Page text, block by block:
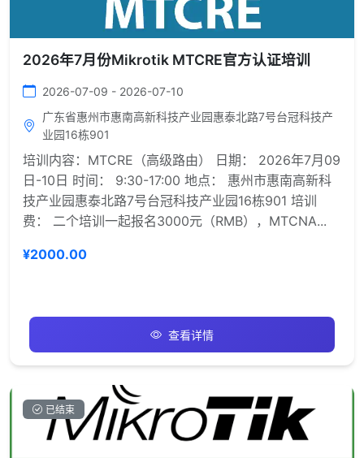
2026年7月份Mikrotik MTCRE官方认证培训
2026-07-09 - 2026-07-10
广东省惠州市惠南高新科技产业园惠泰北路7号台冠科技产
业园16栋901
培训内容：MTCRE（高级路由） 日期： 2026年7月09
日-10日 时间： 9:30-17:00 地点： 惠州市惠南高新科
技产业园惠泰北路7号台冠科技产业园16栋901 培训
费： 二个培训一起报名3000元（RMB），MTCNA...
¥2000.00
查看详情
已结束